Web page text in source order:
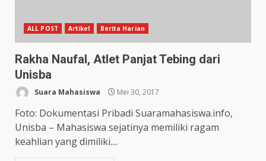
ALL POST Artikel Berita Harian
Rakha Naufal, Atlet Panjat Tebing dari
Unisba
Suara Mahasiswa Mei 30, 2017
Foto: Dokumentasi Pribadi Suaramahasiswa.info,
Unisba – Mahasiswa sejatinya memiliki ragam
keahlian yang dimiliki....